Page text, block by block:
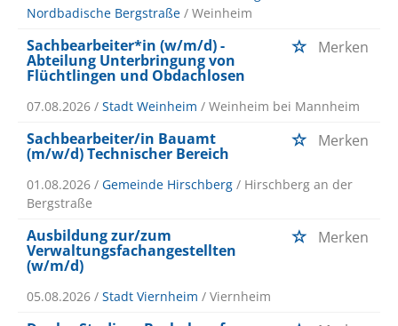
Nordbadische Bergstraße / Weinheim
Sachbearbeiter*in (w/m/d) -
Abteilung Unterbringung von
Flüchtlingen und Obdachlosen
Merken
07.08.2026 / Stadt Weinheim / Weinheim bei Mannheim
Sachbearbeiter/in Bauamt
(m/w/d) Technischer Bereich
Merken
01.08.2026 / Gemeinde Hirschberg / Hirschberg an der
Bergstraße
Ausbildung zur/zum
Verwaltungsfachangestellten
(w/m/d)
Merken
05.08.2026 / Stadt Viernheim / Viernheim